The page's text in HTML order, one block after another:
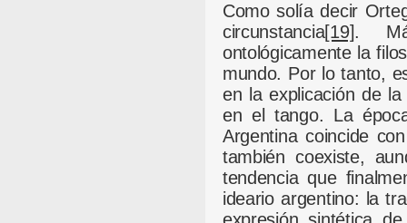
Como solía decir
circunstancia[19].
ontológicamente la
mundo. Por lo tanto,
en la explicación de
en el tango. La
Argentina coincide
también coexiste,
tendencia que
ideario argentino: la